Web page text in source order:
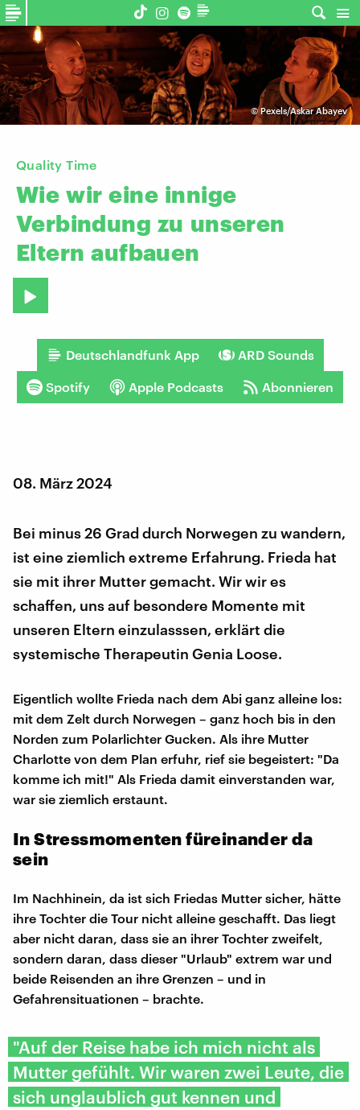
©Pexels/Askar Abayev
Quality Time
Wie wir eine innige
Verbindung zu unseren
Eltern aufbauen
Deutschlandfunk App ARD Sounds
Spotify Apple Podcasts Abonnieren
08. März 2024
Bei minus 26 Grad durch Norwegen zu wandern,
ist eine ziemlich extreme Erfahrung. Frieda hat
sie mit ihrer Mutter gemacht. Wir wir es
schaffen, uns auf besondere Momente mit
unseren Eltern einzulasssen, erklärt die
systemische Therapeutin Genia Loose.
Eigentlich wollte Frieda nach dem Abi ganz alleine los:
mit dem Zelt durch Norwegen – ganz hoch bis in den
Norden zum Polarlichter Gucken. Als ihre Mutter
Charlotte von dem Plan erfuhr, rief sie begeistert: "Da
komme ich mit!" Als Frieda damit einverstanden war,
war sie ziemlich erstaunt.
In Stressmomenten füreinander da
sein
Im Nachhinein, da ist sich Friedas Mutter sicher, hätte
ihre Tochter die Tour nicht alleine geschafft. Das liegt
aber nicht daran, dass sie an ihrer Tochter zweifelt,
sondern daran, dass dieser "Urlaub" extrem war und
beide Reisenden an ihre Grenzen – und in
Gefahrensituationen – brachte.
"Auf der Reise habe ich mich nicht als
Mutter gefühlt. Wir waren zwei Leute, die
sich unglaublich gut kennen und